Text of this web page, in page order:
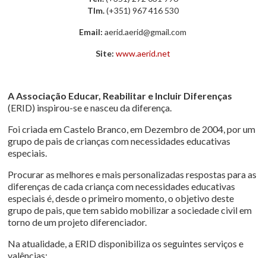
Tlm.(+351) 967 416 530
Email: aerid.aerid@gmail.com
Site: www.aerid.net
A Associação Educar, Reabilitar e Incluir Diferenças
(ERID) inspirou-se e nasceu da diferença.
Foi criada em Castelo Branco, em Dezembro de 2004, por um
grupo de pais de crianças com necessidades educativas
especiais.
Procurar as melhores e mais personalizadas respostas para as
diferenças de cada criança com necessidades educativas
especiais é, desde o primeiro momento, o objetivo deste
grupo de pais, que tem sabido mobilizar a sociedade civil em
torno de um projeto diferenciador.
Na atualidade, a ERID disponibiliza os seguintes serviços e
valências: